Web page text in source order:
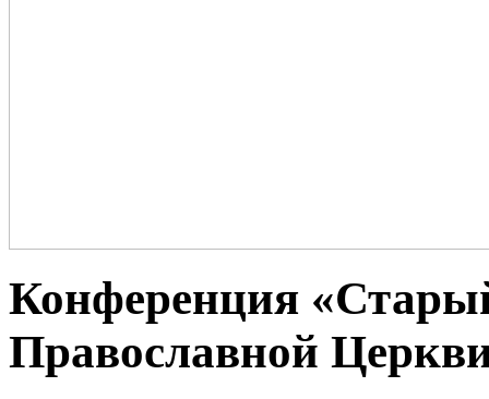
Конференция
Православной